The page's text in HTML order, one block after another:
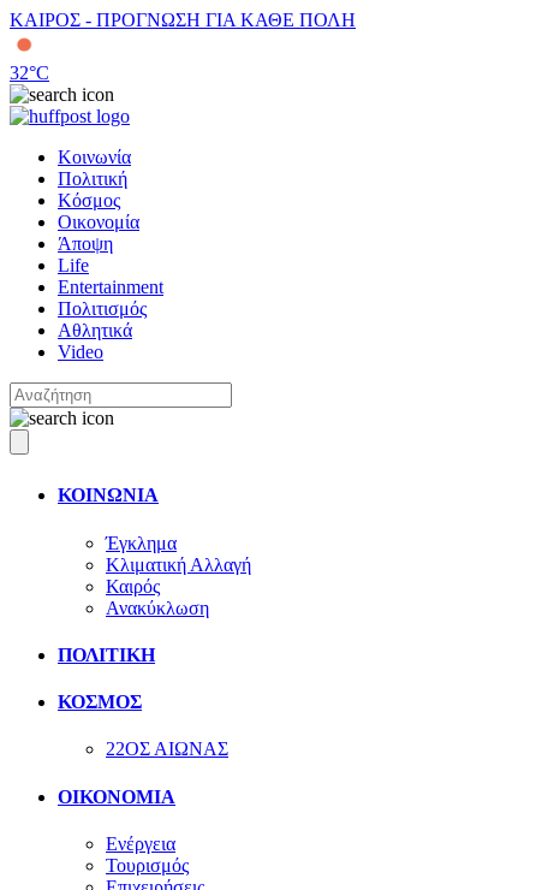
ΚΑΙΡΟΣ - ΠΡΟΓΝΩΣΗ ΓΙΑ ΚΑΘΕ ΠΟΛΗ
32°C
Κοινωνία
Πολιτική
Κόσμος
Οικονομία
Άποψη
Life
Entertainment
Πολιτισμός
Αθλητικά
Video
ΚΟΙΝΩΝΙΑ
Έγκλημα
Κλιματική Αλλαγή
Καιρός
Ανακύκλωση
ΠΟΛΙΤΙΚΗ
ΚΟΣΜΟΣ
22ΟΣ ΑΙΩΝΑΣ
ΟΙΚΟΝΟΜΙΑ
Ενέργεια
Τουρισμός